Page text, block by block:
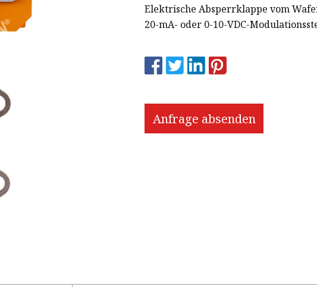
Elektrische Absperrklappe vom
20-mA- oder 0-10-VDC-
Anfrage absenden